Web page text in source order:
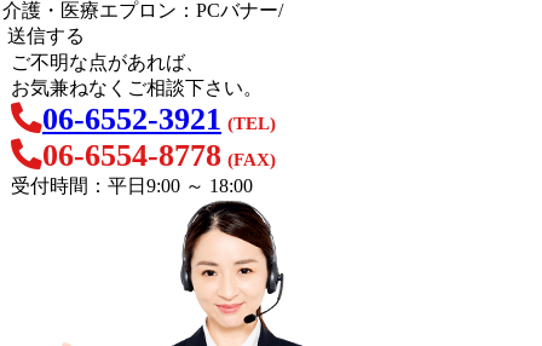
ご不明な点があれば、
お気兼ねなくご相談下さい。
06-6552-3921 (TEL)
06-6554-8778 (FAX)
受付時間：平日9:00 ～ 18:00